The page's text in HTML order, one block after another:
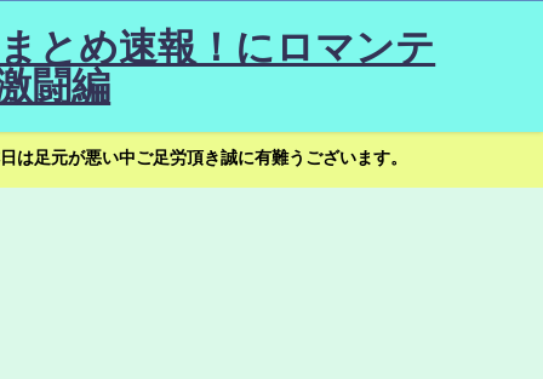
とめ速報！にロマンテ
闘編
足元が悪い中ご足労頂き誠に有難うございます。